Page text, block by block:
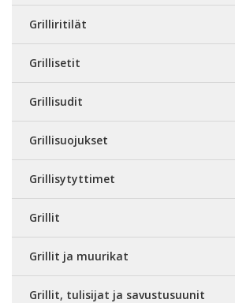
Grilliritilät
Grillisetit
Grillisudit
Grillisuojukset
Grillisytyttimet
Grillit
Grillit ja muurikat
Grillit, tulisijat ja savustusuunit